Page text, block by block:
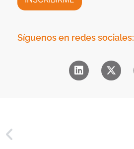
i
d
C
e
Síguenos en redes sociales: